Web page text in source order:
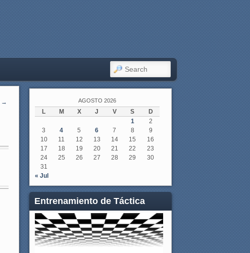
SEARCH
→ AGOSTO 2026
L M X J V S
D
1
2
3
4 5 6 7 8
9
10
11 12 13 14 15
16
17
18 19 20 21 22
23
24
25 26 27 28 29
30
31
« Jul
Entrenamiento de Táctica